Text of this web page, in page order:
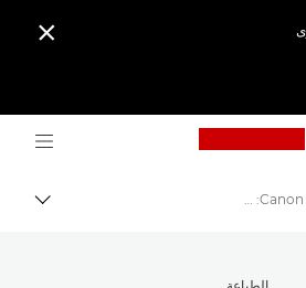

back to home page
مسار
استلهم أروع الأفكار | نصائح حول التصوير الفوتوغرافي والطباعة وأدلة المشترين
برنامج PosterArtist من Canon: صانع الملصقات عبر الإنترنت